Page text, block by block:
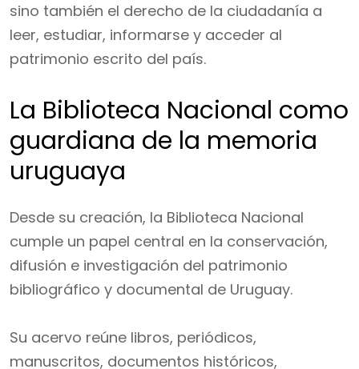
sino también el derecho de la ciudadanía a
leer, estudiar, informarse y acceder al
patrimonio escrito del país.
La Biblioteca Nacional como
guardiana de la memoria
uruguaya
Desde su creación, la Biblioteca Nacional
cumple un papel central en la conservación,
difusión e investigación del patrimonio
bibliográfico y documental de Uruguay.
Su acervo reúne libros, periódicos,
manuscritos, documentos históricos,